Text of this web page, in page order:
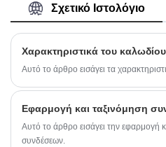
ακριβείας και
Σχετικό Ιστολόγιο
Χαρακτηριστικά του
Αυτό το άρθρο εισάγει τα
Εφαρμογή και ταξινόμηση
Αυτό το άρθρο εισάγει την εφαρμογή
συνδέσεων.